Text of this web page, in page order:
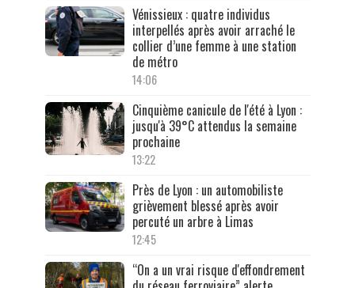
Vénissieux : quatre individus
interpellés après avoir arraché le
collier d’une femme à une station
de métro
14:06
Cinquième canicule de l'été à Lyon :
jusqu'à 39°C attendus la semaine
prochaine
13:22
Près de Lyon : un automobiliste
grièvement blessé après avoir
percuté un arbre à Limas
12:45
“On a un vrai risque d'effondrement